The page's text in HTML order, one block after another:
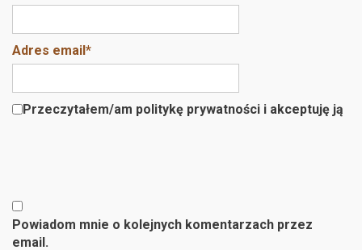
Adres email*
Przeczytałem/am politykę prywatności i akceptuję ją
Powiadom mnie o kolejnych komentarzach przez
email.